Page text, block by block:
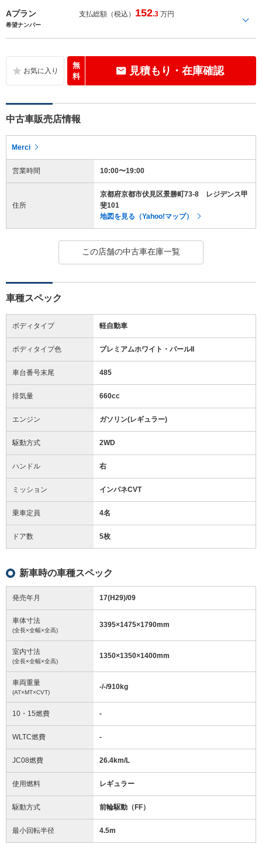
Aプラン 支払総額（税込） 152.3 万円
希望ナンバー
無
料
見積もり・在庫確認
中古車販売店情報
Merci
営業時間 10:00〜19:00
住所
京都府京都市伏見区景勝町73-8 レジデンス甲
斐101
地図を見る（Yahoo!マップ）
この店舗の中古車在庫一覧
車種スペック
ボディタイプ 軽自動車
ボディタイプ色 プレミアムホワイト・パールII
車台番号末尾 485
排気量 660cc
エンジン ガソリン(レギュラー)
駆動方式 2WD
ハンドル 右
ミッション インパネCVT
乗車定員 4名
ドア数 5枚
新車時の車種スペック
発売年月 17(H29)/09
車体寸法
(全長×全幅×全高)
3395×1475×1790mm
室内寸法
(全長×全幅×全高)
1350×1350×1400mm
車両重量
(AT×MT×CVT)
-/-/910kg
10・15燃費 -
WLTC燃費 -
JC08燃費 26.4km/L
使用燃料 レギュラー
駆動方式 前輪駆動（FF）
最小回転半径 4.5m